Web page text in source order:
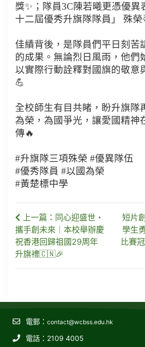
獎✨；隊員3C陳若曦更憑優異
十二屆優秀升旗隊隊員」 殊榮
佳績背後，是隊員們平日刻苦
的成果。無論烈日風雨，他們
以實際行動詮釋對國旗的敬意
💪
全校師生有目共睹，盼升旗隊
為榮，為國爭光，讓愛國精神
傳🔥
#升旗隊三項殊榮 #優異隊伍
#優秀隊員 #以國為榮
#黃楚標中學
上一篇：同心迎盛世・
攜手創未來｜本校舉辦慶
祝香港回歸祖國29周年
升旗禮🇨🇳🎉
短片
學生
比賽
電郵： contact@wcbss.edu.hk
電話：2109 4005